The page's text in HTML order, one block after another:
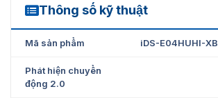
Thông số kỹ thuật
iDS-E04HUHI-XB
Mã sản phẩm iDS-E04HUHI-XB
Phát hiện chuyển
động 2.0